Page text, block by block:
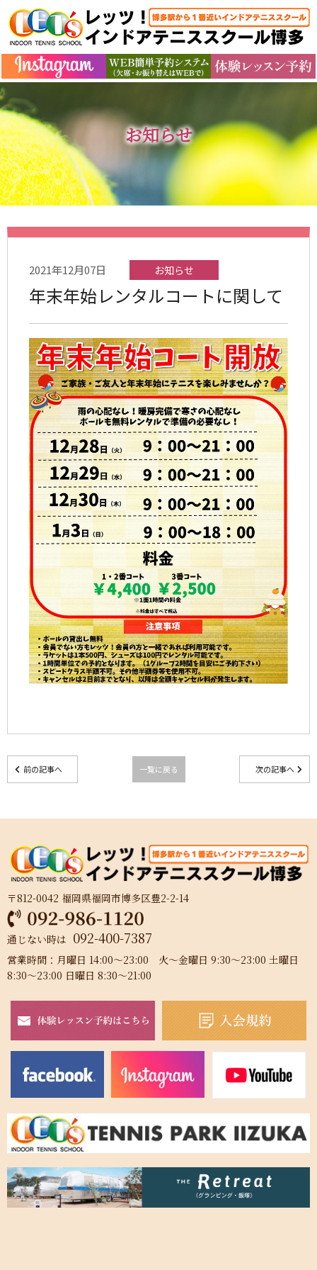
お知らせ
2021年12月07日 お知らせ
年末年始レンタルコートに関して
前の記事へ 一覧に戻る 次の記事へ
〒812-0042 福岡県福岡市博多区豊2-2-14
通じない時は 092-400-7387
営業時間：月曜日 14:00～23:00 火～金曜日 9:30～23:00 土曜日
8:30～23:00 日曜日 8:30～21:00